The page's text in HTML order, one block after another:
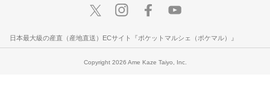
日本最大級の産直（産地直送）ECサイト『ポケットマルシェ（ポケマル）』
Copyright 2026 Ame Kaze Taiyo, Inc.